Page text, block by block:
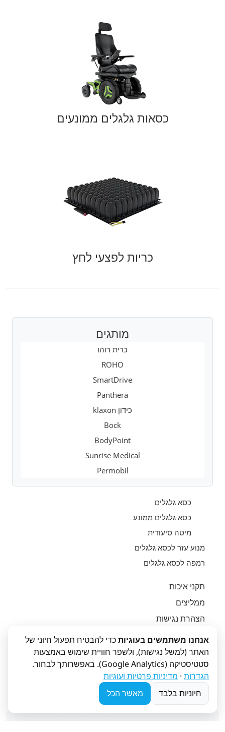
כסאות גלגלים ממונעים
כריות לפצעי לחץ
מותגים
כרית רוהו
ROHO
SmartDrive
Panthera
כידון klaxon
Bock
BodyPoint
Sunrise Medical
Permobil
כסא גלגלים
כסא גלגלים ממונע
מיטה סיעודית
מנוע עזר לכסא גלגלים
רמפה לכסא גלגלים
תקני איכות
ממליצים
הצהרת נגישות
אודות
תנאי שימוש
מדיניות פרטיות ועוגיות
ניהול העדפות עוגיות
אנחנו משתמשים בעוגיותכדי להבטיח תפעול חיוני של
האתר (למשל נגישות), ולשפר חוויית שימוש באמצעות
סטטיסטיקה (Google Analytics). באפשרותך לבחור.
הגדרות · מדיניות פרטיות ועוגיות
חיוניות בלבד
מאשר הכל